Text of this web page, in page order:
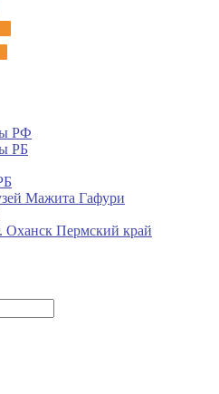
РФ
РБ
Мажита Гафури
Оханск Пермский край